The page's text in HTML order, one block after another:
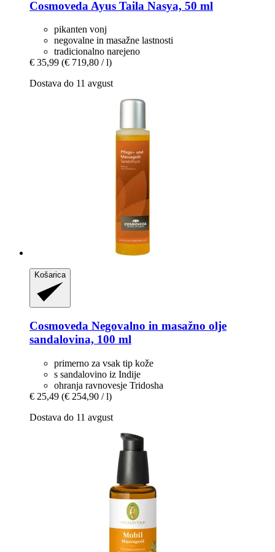
Cosmoveda Ayus Taila Nasya, 50 ml
pikanten vonj
negovalne in masažne lastnosti
tradicionalno narejeno
€ 35,99 (€ 719,80 / l)
Dostava do 11 avgust
Košarica
Cosmoveda Negovalno in masažno olje
sandalovina, 100 ml
primerno za vsak tip kože
s sandalovino iz Indije
ohranja ravnovesje Tridosha
€ 25,49 (€ 254,90 / l)
Dostava do 11 avgust